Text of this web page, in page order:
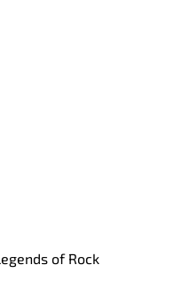
of Rock